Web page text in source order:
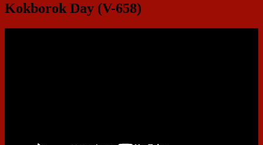
Kokborok Day (V-658)